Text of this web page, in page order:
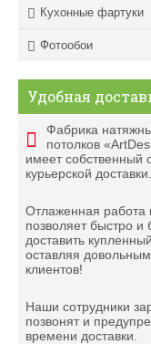
Кухонные фартуки
Фотообои
Удобная
Фабрика
потолков
имеет собственный
курьерской доставки.
Отлаженная работа
позволяет быстро и
доставить
оставляя
клиентов!
Наши сотрудники
позвонят и
времени доставки.